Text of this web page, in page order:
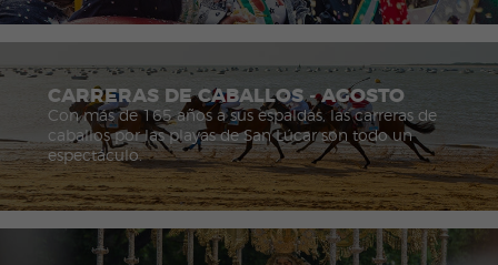
CARRERAS DE CABALLOS - AGOSTO
Con más de 165 años a sus espaldas, las carreras de
caballos por las playas de San Lúcar son todo un
espectáculo.